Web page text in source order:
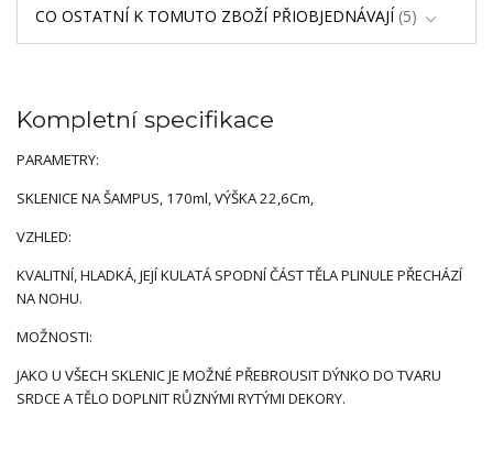
CO OSTATNÍ K TOMUTO ZBOŽÍ PŘIOBJEDNÁVAJÍ 5
Kompletní specifikace
PARAMETRY:
SKLENICE NA ŠAMPUS, 170ml, VÝŠKA 22,6Cm,
VZHLED:
KVALITNÍ, HLADKÁ, JEJÍ KULATÁ SPODNÍ ČÁST TĚLA PLINULE PŘECHÁZÍ
NA NOHU.
MOŽNOSTI:
JAKO U VŠECH SKLENIC JE MOŽNÉ PŘEBROUSIT DÝNKO DO TVARU
SRDCE A TĚLO DOPLNIT RŮZNÝMI RYTÝMI DEKORY.